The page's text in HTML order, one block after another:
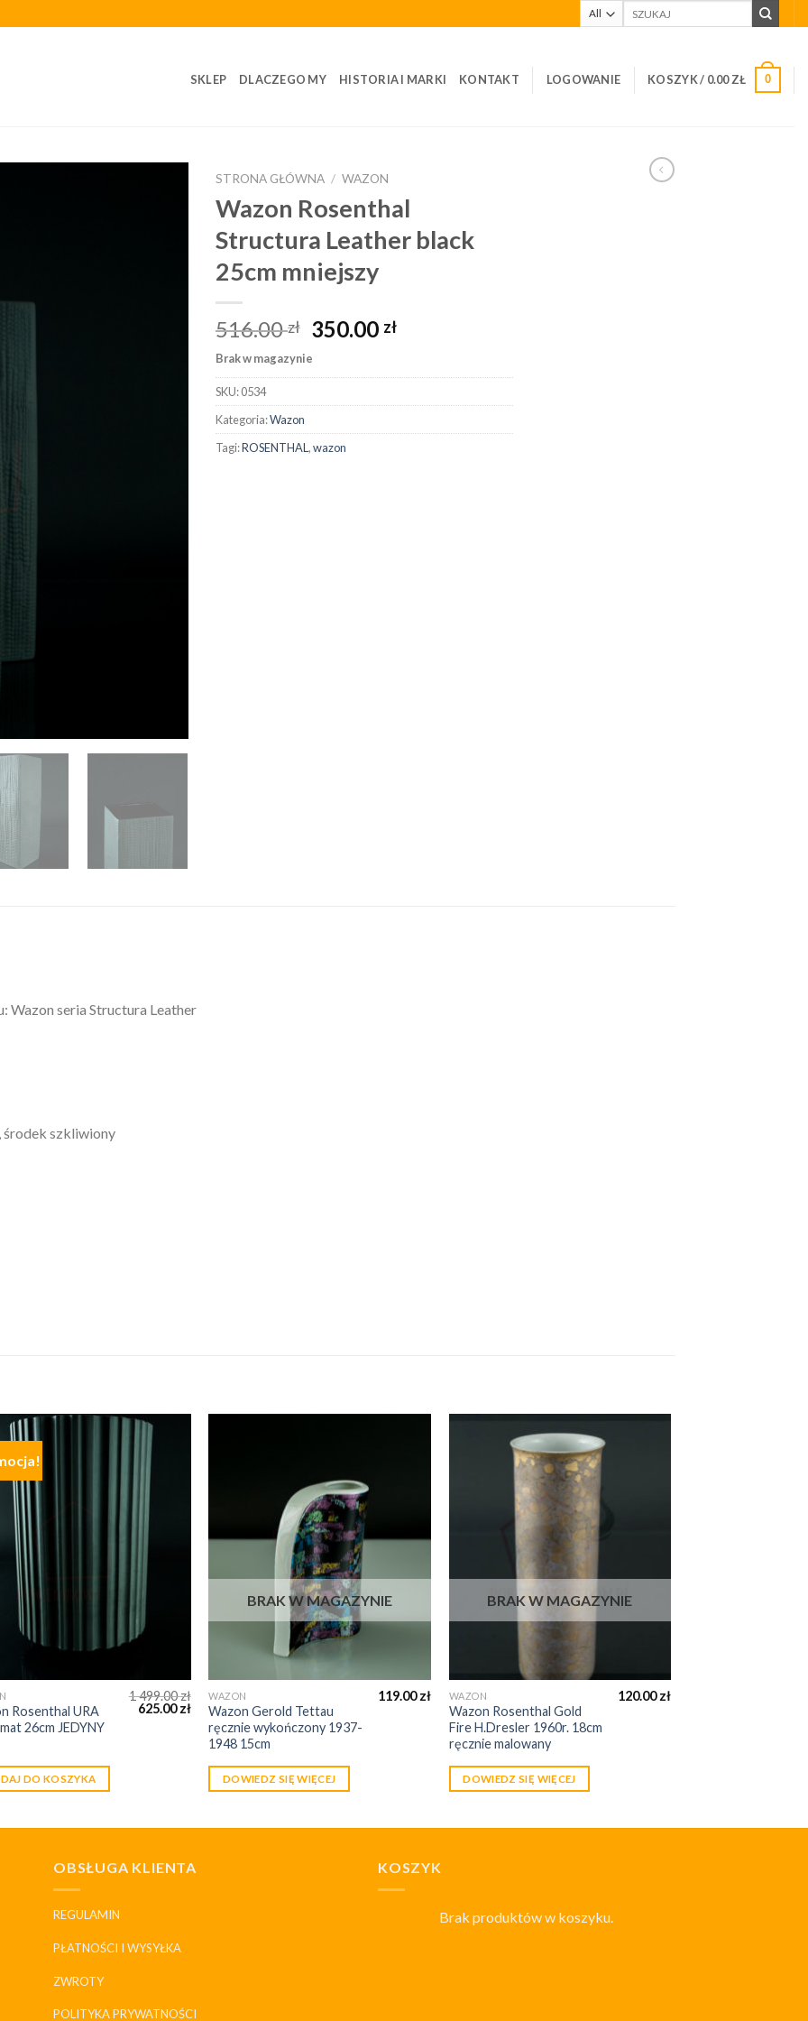
SKLEP DLACZEGO MY HISTORIA I MARKI KONTAKT LOGOWANIE KOSZYK / 0.00ZŁ 0
STRONA GŁÓWNA / WAZON
Wazon Rosenthal
Structura Leather black
25cm mniejszy
516.00zł 350.00 zł
Brak w magazynie
SKU:0534
Kategoria:Wazon
Tagi:ROSENTHAL ,wazon
Wazon seria Structura Leather
środek szkliwiony
Rosenthal URA
26cm JEDYNY
1 499.00zł
625.00zł
DO KOSZYKA
BRAK W MAGAZYNIE
WAZON
Wazon Gerold Tettau
ręcznie wykończony 1937-
1948 15cm
119.00zł
DOWIEDZ SIĘ WIĘCEJ
BRAK W MAGAZYNIE
WAZON
Wazon Rosenthal Gold
Fire H.Dresler 1960r. 18cm
ręcznie malowany
120.00zł
DOWIEDZ SIĘ WIĘCEJ
OBSŁUGA KLIENTA
REGULAMIN
PŁATNOŚCI I WYSYŁKA
ZWROTY
POLITYKA PRYWATNOŚCI
KOSZYK
Brak produktów w koszyku.